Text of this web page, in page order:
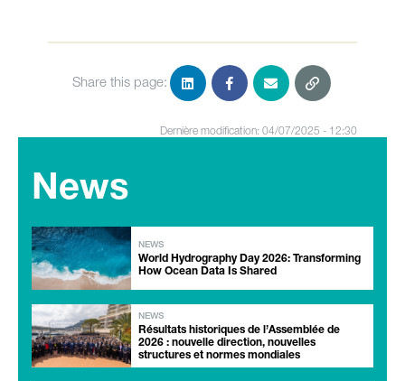
Share this page:
Dernière modification: 04/07/2025 - 12:30
News
NEWS
World Hydrography Day 2026: Transforming
How Ocean Data Is Shared
NEWS
Résultats historiques de l’Assemblée de
2026 : nouvelle direction, nouvelles
structures et normes mondiales